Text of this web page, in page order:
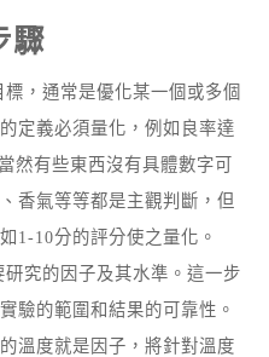
驟
，通常是優化某一個或多個
定義必須量化，例如良率達
然有些東西沒有具體數字可
香氣等等都是主觀判斷，但
1-10分的評分使之量化。
究的因子及其水準。這一步
驗的範圍和結果的可靠性。
溫度就是因子，將針對溫度